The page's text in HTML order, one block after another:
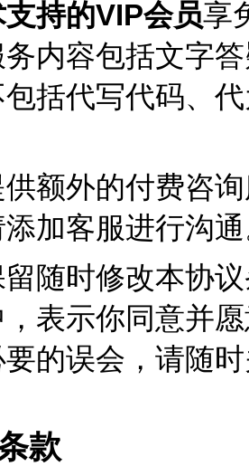
持的VIP会员享
内容包括文字
包括代写代码、
额外的付费咨
加客服进行沟
随时修改本协
表示你同意并
的误会，请随
款